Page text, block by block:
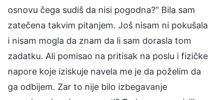
osnovu čega sudiš da nisi pogodna?“ Bila sam
zatečena takvim pitanjem. Još nisam ni pokušala
i nisam mogla da znam da li sam dorasla tom
zadatku. Ali pomisao na pritisak na poslu i fizičke
napore koje iziskuje navela me je da poželim da
ga odbijem. Zar to nije bilo izbegavanje